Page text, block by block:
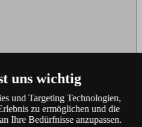
uns wichtig
und Targeting Technologien,
zu ermöglichen und die
Ihre Bedürfnisse anzupassen.